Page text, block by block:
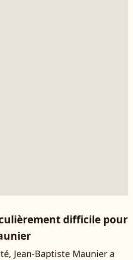
difficile pour
Jean-Baptiste Maunier a